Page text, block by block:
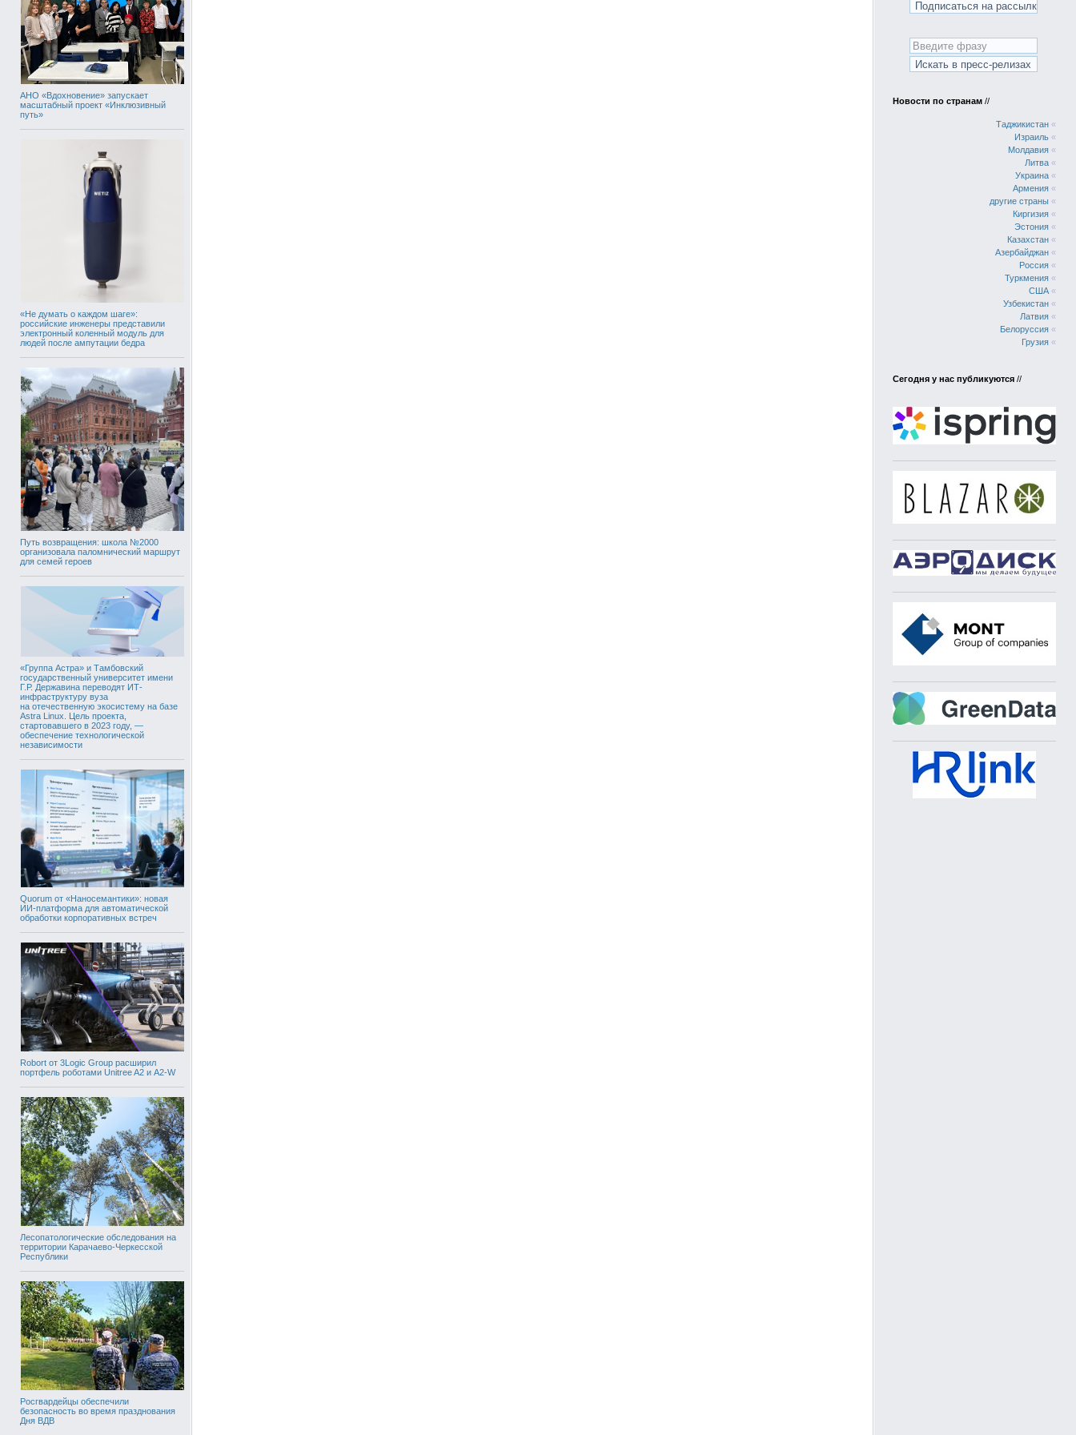
АНО «Вдохновение» запускает
масштабный проект «Инклюзивный
путь»
«Не думать о каждом шаге»:
российские инженеры представили
электронный коленный модуль для
людей после ампутации бедра
Путь возвращения: школа №2000
организовала паломнический маршрут
для семей героев
«Группа Астра» и Тамбовский
государственный университет имени
Г.Р. Державина переводят ИТ-
инфраструктуру вуза
на отечественную экосистему на базе
Astra Linux. Цель проекта,
стартовавшего в 2023 году, —
обеспечение технологической
независимости
Quorum от «Наносемантики»: новая
ИИ-платформа для автоматической
обработки корпоративных встреч
Robort от 3Logic Group расширил
портфель роботами Unitree A2 и A2-W
Лесопатологические обследования на
территории Карачаево-Черкесской
Республики
Росгвардейцы обеспечили
безопасность во время празднования
Дня ВДВ
Новости по странам //
Таджикистан «
Израиль «
Молдавия «
Литва «
Украина «
Армения «
другие страны «
Киргизия «
Эстония «
Казахстан «
Азербайджан «
Россия «
Туркмения «
США «
Узбекистан «
Латвия «
Белоруссия «
Грузия «
Сегодня у нас публикуются //